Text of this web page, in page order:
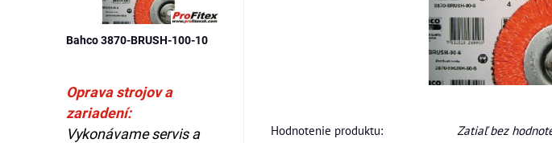
Hodnotenie produktu:
Zatiaľ bez
Bahco 3870-BRUSH-100-10
Oprava strojov a
zariadení:
Vykonávame servis a